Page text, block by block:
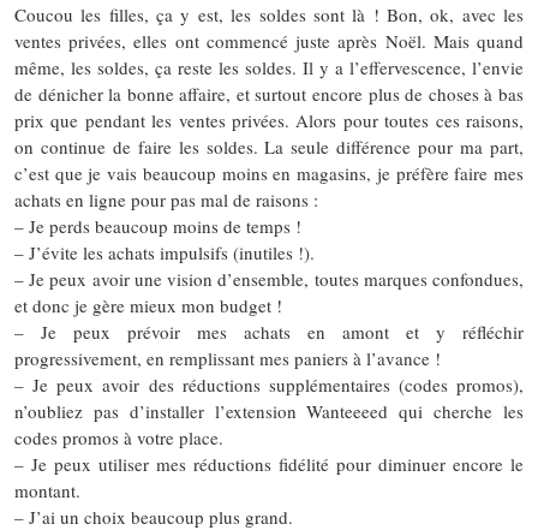
Coucou les filles, ça y est, les soldes sont là ! Bon, ok, avec les
ventes privées, elles ont commencé juste après Noël. Mais quand
même, les soldes, ça reste les soldes. Il y a l’effervescence, l’envie
de dénicher la bonne affaire, et surtout encore plus de choses à bas
prix que pendant les ventes privées. Alors pour toutes ces raisons,
on continue de faire les soldes. La seule différence pour ma part,
c’est que je vais beaucoup moins en magasins, je préfère faire mes
achats en ligne pour pas mal de raisons :
– Je perds beaucoup moins de temps !
– J’évite les achats impulsifs (inutiles !).
– Je peux avoir une vision d’ensemble, toutes marques confondues,
et donc je gère mieux mon budget !
– Je peux prévoir mes achats en amont et y réfléchir
progressivement, en remplissant mes paniers à l’avance !
– Je peux avoir des réductions supplémentaires (codes promos),
n’oubliez pas d’installer l’extension Wanteeeed qui cherche les
codes promos à votre place.
– Je peux utiliser mes réductions fidélité pour diminuer encore le
montant.
– J’ai un choix beaucoup plus grand.